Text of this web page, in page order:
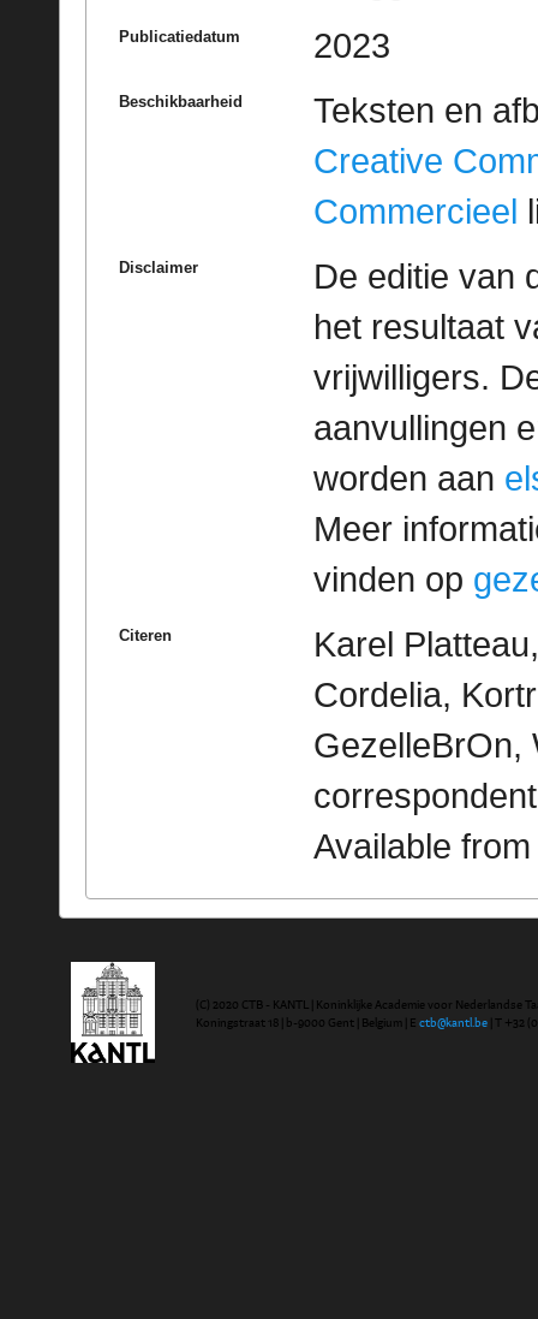
Publicatiedatum 2023
Beschikbaarheid
Teksten en
Creative
Commercieel
Disclaimer
De editie van
het resultaat
vrijwilligers.
aanvullingen
worden aan
Meer
vinden op
Citeren
Karel
Cordelia,
GezelleBrOn,
Available
(C) 2020 CTB - KANTL | Koninklijke Academie voor Nederlandse
Koningstraat 18 | b-9000 Gent | Belgium | E ctb@kantl.be | T +32